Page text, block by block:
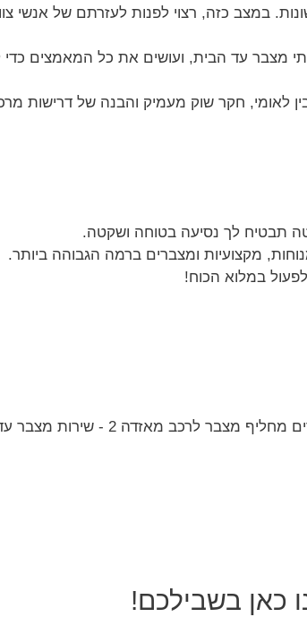
במצב כזה, רצוי לפנות לעזרתם של אנשי
מצבר עד הבית, ועושים את כל המאמצים כדי
לאומי, חקר שוק מעמיק והבנה של דרישות
תבטיח לך נסיעה בטוחה ושקטה.
מקצועיות ומצברים ברמה הגבוהה ביותר.
כאן בשבילכם!